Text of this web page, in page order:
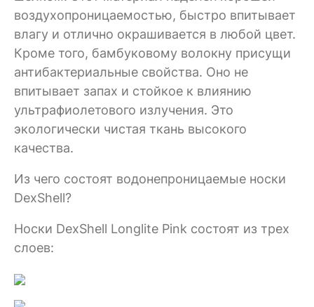
воздухопроницаемостью, быстро впитывает
влагу и отлично окрашивается в любой цвет.
Кроме того, бамбуковому волокну присущи
антибактериальные свойства. Оно не
впитывает запах и стойкое к влиянию
ультрафиолетового излучения. Это
экологически чистая ткань высокого
качества.
Из чего состоят водонепроницаемые носки
DexShell?
Носки DexShell Longlite Pink состоят из трех
слоев: